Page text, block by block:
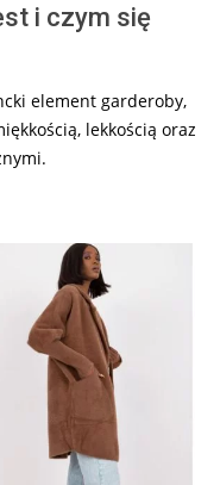
i czym się
element garderoby,
lekkością oraz